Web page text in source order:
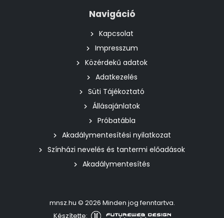
Navigáció
Kapcsolat
Impresszum
Közérdekű adatok
Adatkezelés
Süti Tájékoztató
Állásajánlatok
Próbatábla
Akadálymentesítési nyilatkozat
Színházi nevelés és tantermi előadások
Akadálymentesítés
mnsz.hu © 2026 Minden jog fenntartva.
Készítette: